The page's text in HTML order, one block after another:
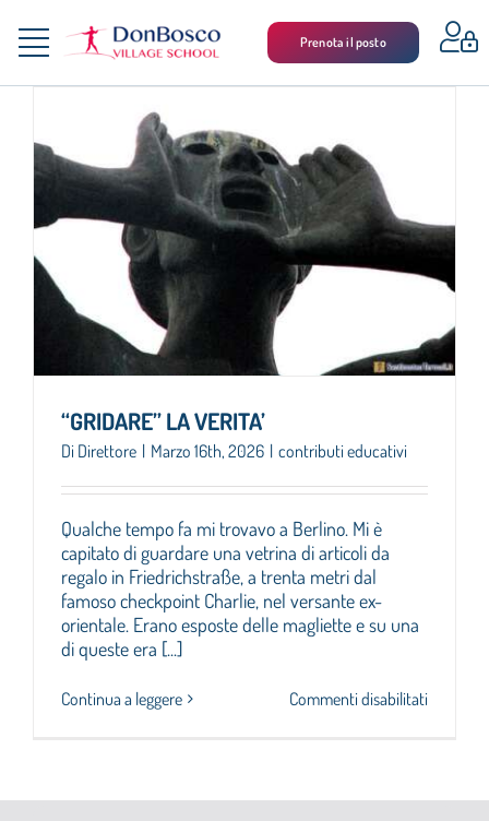
contenuto
Toggle
Navigation
LA SCUOLA
SCUOLA MEDIA
LICEO SCIENTIFICO SPORTIVO
LICEO SCIENZE UMANE
ASSOCIAZIONE GENITORI
CONTATTI
Cerca
Prenota il posto
“GRIDARE” LA VERITA’
Di Direttore | Marzo 16th, 2026 | contributi educativi
Qualche tempo fa mi trovavo a Berlino. Mi è
capitato di guardare una vetrina di articoli da
regalo in Friedrichstraße, a trenta metri dal
famoso checkpoint Charlie, nel versante ex-
orientale. Erano esposte delle magliette e su una
di queste era [...]
Continua a leggere Commenti disabilitatisu